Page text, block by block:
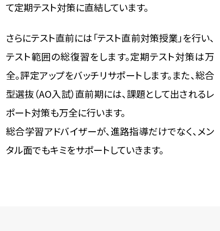
て定期テスト対策に直結しています。
さらにテスト直前には「テスト直前対策授業」を行い、
テスト範囲の総復習をします。定期テスト対策は万
全。評定アップをバッチリサポートします。また、総合
型選抜（AO入試）直前期には、課題として出されるレ
ポート対策も万全に行います。
総合学習アドバイザーが、進路指導だけでなく、メン
タル面でもキミをサポートしていきます。